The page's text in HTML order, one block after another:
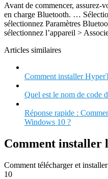
Avant de commencer, assurez-
en charge Bluetooth. …
sélectionnez Paramètres
sélectionnez l’appareil >
Articles similaires
Comment installer
Quel est le nom de code
Réponse rapide :
Windows 10 ?
Comment installer
Comment télécharger et
10